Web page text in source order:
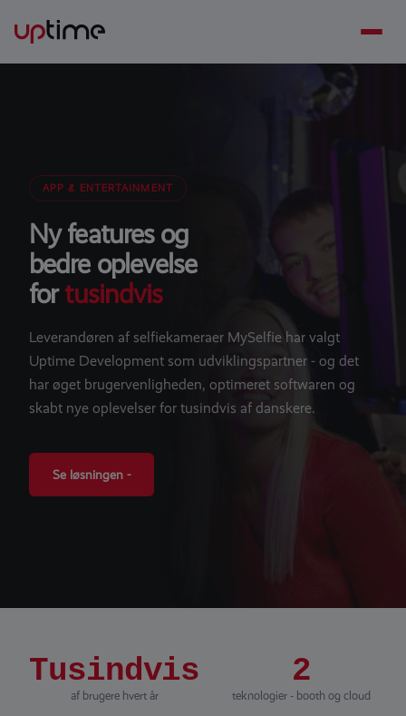
APP & ENTERTAINMENT
Ny features og
bedre oplevelse
fortusindvis
Leverandøren af selfiekameraer MySelfie har valgt
Uptime Development som udviklingspartner - og det
har øget brugervenligheden, optimeret softwaren og
skabt nye oplevelser for tusindvis af danskere.
Se løsningen -
Tusindvis
af brugere hvert år
2
teknologier - booth og cloud